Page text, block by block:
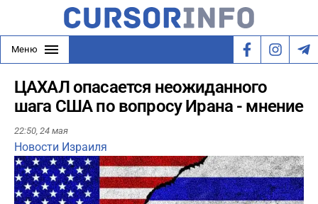
Меню
ЦАХАЛ опасается неожиданного
шага США по вопросу Ирана - мнение
22:50, 24 мая
Новости Израиля